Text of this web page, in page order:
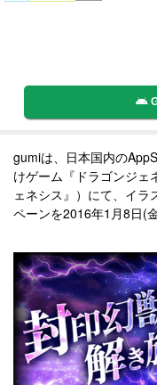
gumiは、日本国内の
けゲーム『ドラゴンジェ
ェネシス』）にて、イ
ペーンを2016年1月8日(